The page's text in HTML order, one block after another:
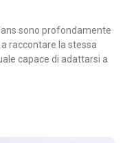
sono profondamente
raccontare la stessa
capace di adattarsi a